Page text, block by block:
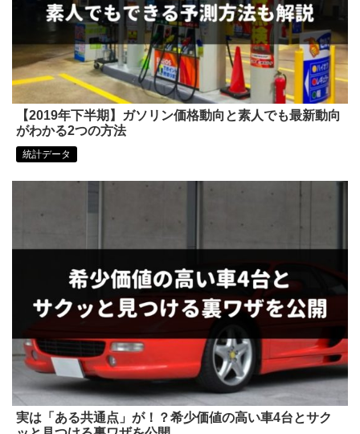
【2019年下半期】ガソリン価格動向と素人でも最新動向
がわかる2つの方法
統計データ
実は「ある共通点」が！？希少価値の高い車4台とサク